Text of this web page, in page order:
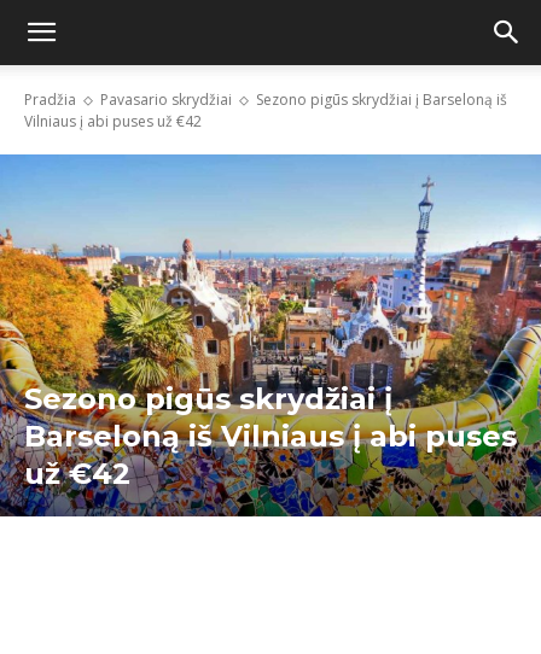
Pradžia Pavasario skrydžiai
Sezono pigūs skrydžiai į Barseloną iš
Vilniaus į abi puses už €42
Sezono pigūs skrydžiai į
Barseloną iš Vilniaus į abi puses
už €42